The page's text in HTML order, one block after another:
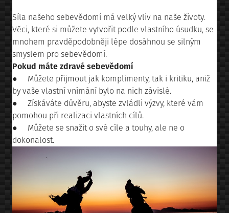
Síla našeho sebevědomí má velký vliv na naše životy.
Věci, které si můžete vytvořit podle vlastního úsudku, se
mnohem pravděpodobněji lépe dosáhnou se silným
smyslem pro sebevědomí.
Pokud máte zdravé sebevědomí
● Můžete přijmout jak komplimenty, tak i kritiku, aniž
by vaše vlastní vnímání bylo na nich závislé.
● Získáváte důvěru, abyste zvládli výzvy, které vám
pomohou při realizaci vlastních cílů.
● Můžete se snažit o své cíle a touhy, ale ne o
dokonalost.